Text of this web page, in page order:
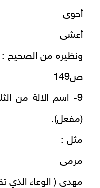
أحوى
أعشى
ونظيره من الصحيح
ص149
9- اسم الالة من
(مفعل).
مثل :
مرمى
مهدى ( الوعاء الذي